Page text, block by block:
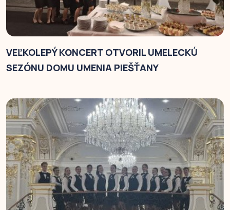
VEĽKOLEPÝ KONCERT OTVORIL UMELECKÚ
SEZÓNU DOMU UMENIA PIEŠŤANY